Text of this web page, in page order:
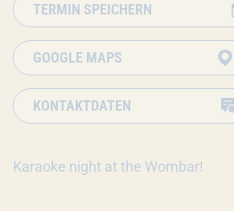
TERMIN SPEICHERN
GOOGLE MAPS
KONTAKTDATEN
Karaoke night at the Wombar!